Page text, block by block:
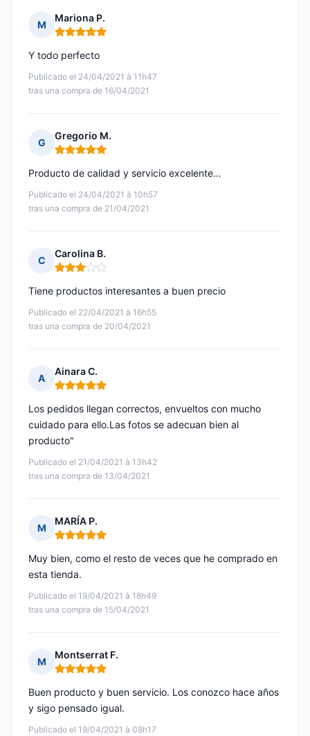
M
Mariona P.
Nota: 5 de 5
Publicado el 24/04/2021 à 11h47
tras una compra de 16/04/2021
Y todo perfecto
G
Gregorio M.
Nota: 5 de 5
Publicado el 24/04/2021 à 10h57
tras una compra de 21/04/2021
Producto de calidad y servicio excelente…
C
Carolina B.
Nota: 3 de 5
Publicado el 22/04/2021 à 16h55
tras una compra de 20/04/2021
Tiene productos interesantes a buen precio
A
Ainara C.
Nota: 5 de 5
Publicado el 21/04/2021 à 13h42
tras una compra de 13/04/2021
Los pedidos llegan correctos, envueltos con mucho
cuidado para ello.Las fotos se adecuan bien al
producto"
M
MARÍA P.
Nota: 5 de 5
Publicado el 19/04/2021 à 18h49
tras una compra de 15/04/2021
Muy bien, como el resto de veces que he comprado en
esta tienda.
M
Montserrat F.
Nota: 5 de 5
Publicado el 19/04/2021 à 08h17
Buen producto y buen servicio. Los conozco hace años
y sigo pensado igual.